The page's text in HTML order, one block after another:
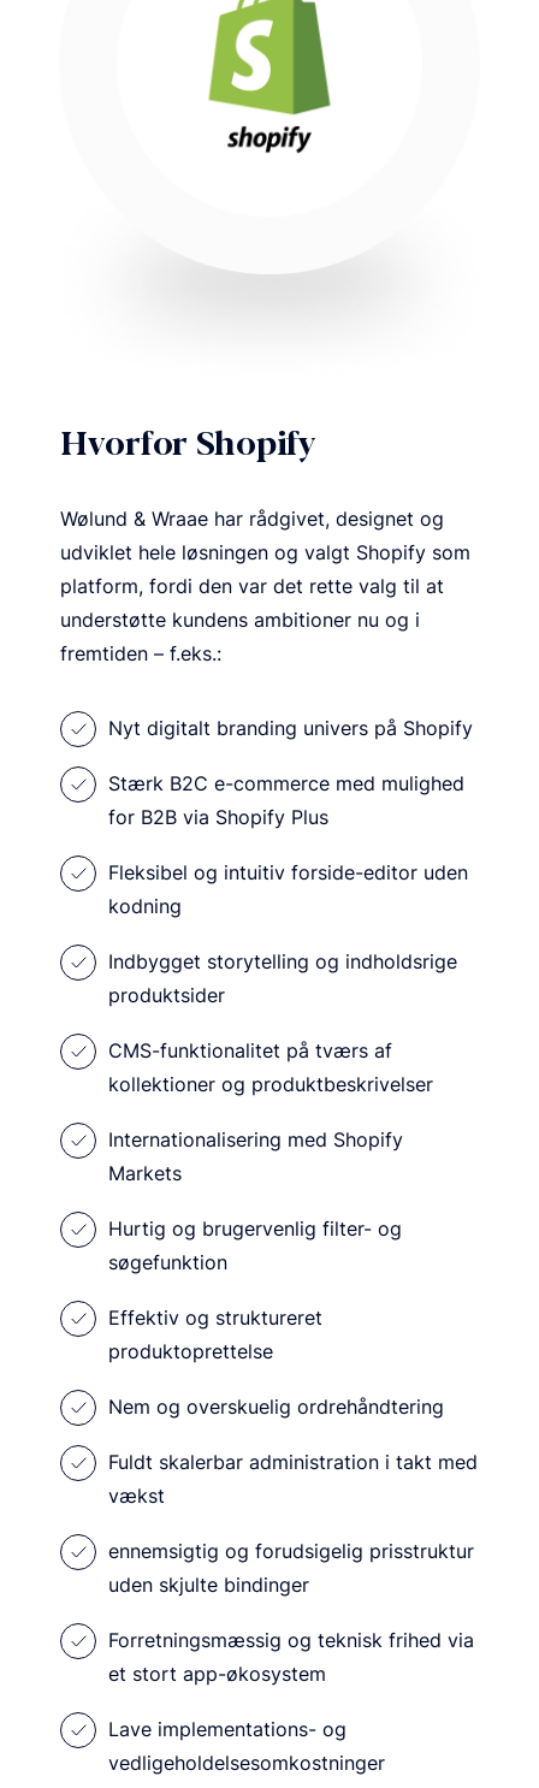
Hvorfor Shopify
Wølund & Wraae har rådgivet, designet og
udviklet hele løsningen og valgt Shopify som
platform, fordi den var det rette valg til at
understøtte kundens ambitioner nu og i
fremtiden – f.eks.:
Nyt digitalt branding univers på Shopify
Stærk B2C e-commerce med mulighed
for B2B via Shopify Plus
Fleksibel og intuitiv forside-editor uden
kodning
Indbygget storytelling og indholdsrige
produktsider
CMS-funktionalitet på tværs af
kollektioner og produktbeskrivelser
Internationalisering med Shopify
Markets
Hurtig og brugervenlig filter- og
søgefunktion
Effektiv og struktureret
produktoprettelse
Nem og overskuelig ordrehåndtering
Fuldt skalerbar administration i takt med
vækst
ennemsigtig og forudsigelig prisstruktur
uden skjulte bindinger
Forretningsmæssig og teknisk frihed via
et stort app-økosystem
Lave implementations- og
vedligeholdelsesomkostninger